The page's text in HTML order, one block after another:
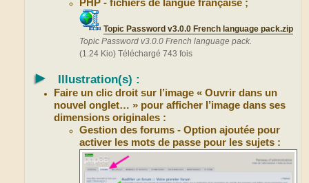
PHP - fichiers de langue française ;
Topic Password v3.0.0 French language pack.zip
Topic Password v3.0.0 French language pack.
(1.24 Kio) Téléchargé 743 fois
► Illustration(s) :
Faire un clic droit sur l’image « Ouvrir dans un
nouvel onglet… » pour afficher l’image dans ses
dimensions originales :
Gestion des forums - Option ajoutée pour
activer les mots de passe pour les sujets :